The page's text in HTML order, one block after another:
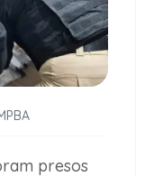
presos